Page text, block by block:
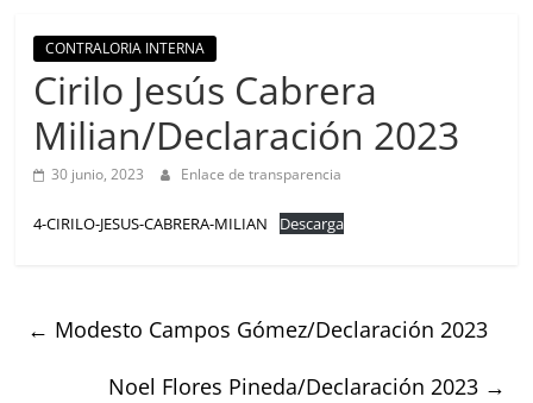
CONTRALORIA INTERNA
Cirilo Jesús Cabrera
Milian/Declaración 2023
30 junio, 2023 Enlace de transparencia
4-CIRILO-JESUS-CABRERA-MILIAN Descarga
← Modesto Campos Gómez/Declaración 2023
Noel Flores Pineda/Declaración 2023 →